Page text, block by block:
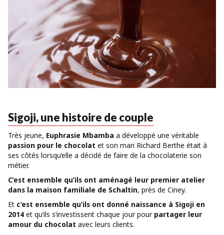
Sigoji, une histoire de couple
Très jeune, Euphrasie Mbamba a développé une véritable
passion pour le chocolat et son mari Richard Berthe était à
ses côtés lorsqu’elle a décidé de faire de la chocolaterie son
métier.
C’est ensemble qu’ils ont aménagé leur premier atelier
dans la maison familiale de Schaltin, près de Ciney.
Et c’est ensemble qu’ils ont donné naissance à Sigoji en
2014 et qu’ils s’investissent chaque jour pour partager leur
amour du chocolat avec leurs clients.